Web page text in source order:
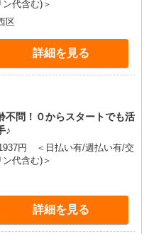
代含む)＞
区
詳細を見る
問！０からスタートでも活
♪
円 ＜日払い有/週払い有/交
代含む)＞
詳細を見る